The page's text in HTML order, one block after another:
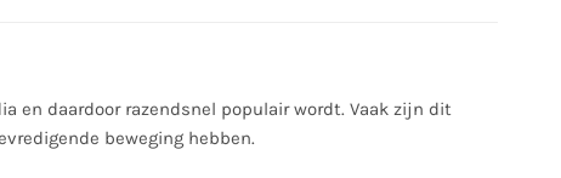
en daardoor razendsnel populair wordt. Vaak zijn dit
beweging hebben.